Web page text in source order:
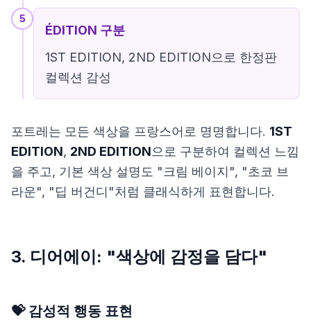
5
ÉDITION 구분
1ST EDITION, 2ND EDITION으로 한정판
컬렉션 감성
포트레는 모든 색상을 프랑스어로 명명합니다. 1ST
EDITION, 2ND EDITION으로 구분하여 컬렉션 느낌
을 주고, 기본 색상 설명도 "크림 베이지", "초코 브
라운", "딥 버건디"처럼 클래식하게 표현합니다.
3. 디어에이: "색상에 감정을 담다"
💝 감성적 행동 표현